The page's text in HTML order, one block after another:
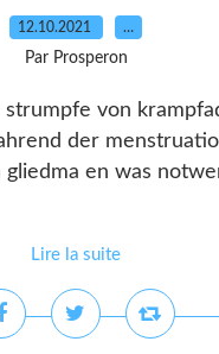
12.10.2021 …
Par Prosperon
von
der
en was
Lire la suite